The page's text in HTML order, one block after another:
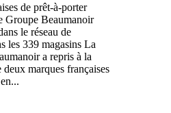
de prêt-à-porter
Groupe Beaumanoir
le réseau de
les 339 magasins La
a repris à la
marques françaises